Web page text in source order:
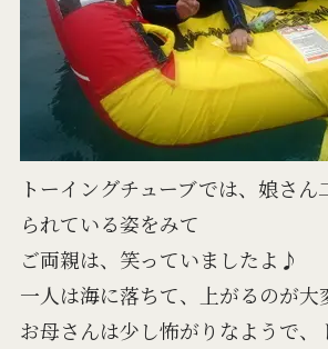
トーイングチューブでは、娘さん
られている姿をみて
ご両親は、笑っていましたよ♪
一人は海に落ちて、上がるのが大
お母さんは少し怖がりなようで、